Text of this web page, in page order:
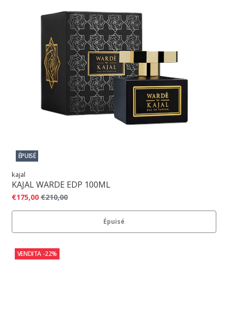
ÉPUISÉ
kajal
KAJAL WARDE EDP 100ML
€175,00 €210,00
Épuisé
VENDITA -22%